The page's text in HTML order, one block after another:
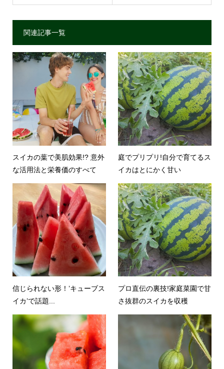
関連記事一覧
スイカの葉で美肌効果!? 意外
な活用法と栄養価のすべて
庭でプリプリ!自分で育てるス
イカはとにかく甘い
信じられない形！’キューブス
イカ’で話題...
プロ直伝の裏技!家庭菜園で甘
さ抜群のスイカを収穫